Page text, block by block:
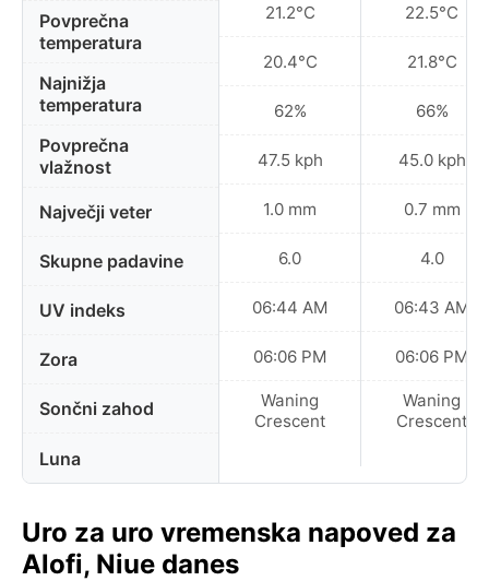
Povprečna
temperatura
Najnižja
temperatura
Povprečna
vlažnost
Največji veter
Skupne padavine
UV indeks
Zora
Sončni zahod
Luna
21.2°C
20.4°C
62%
47.5 kph
1.0 mm
6.0
06:44 AM
06:06 PM
Waning
Crescent
22.5°C
21.8°C
66%
45.0 kph
0.7 mm
4.0
06:43 AM
06:06 PM
Waning
Crescent
Uro za uro vremenska napoved za
Alofi, Niue danes